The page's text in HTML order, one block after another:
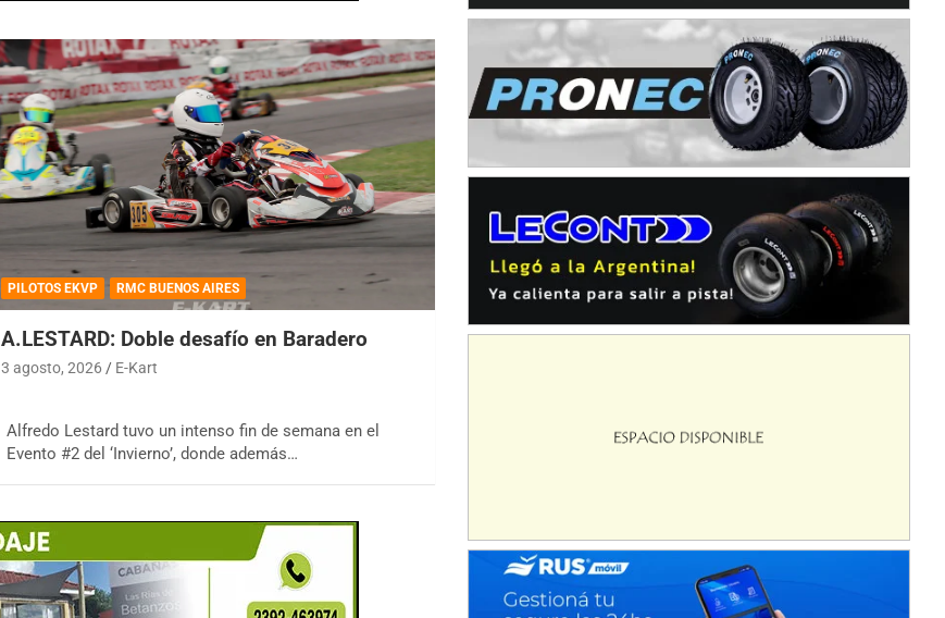
PILOTOS EKVP RMC BUENOS AIRES
A.LESTARD: Doble desafío en Baradero
3 agosto, 2026 E-Kart
Alfredo Lestard tuvo un intenso fin de semana en el
Evento #2 del ‘Invierno’, donde además…